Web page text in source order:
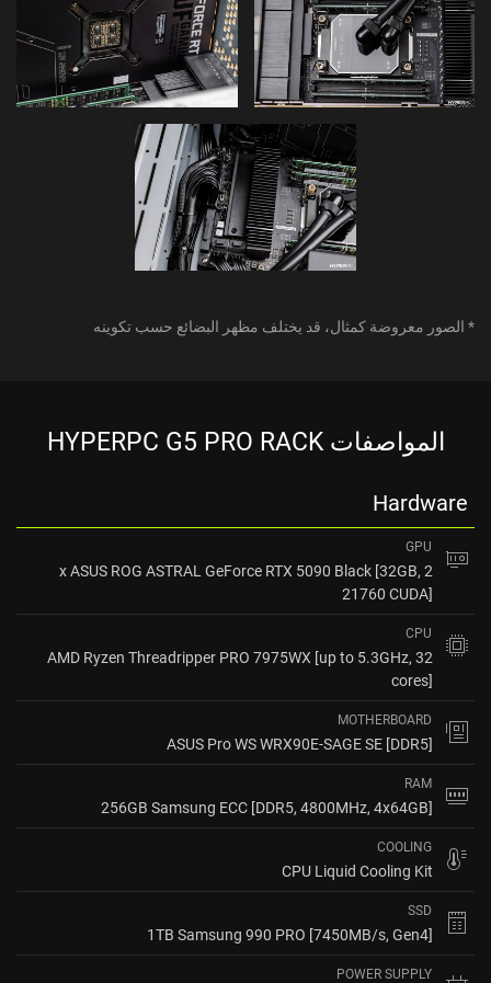
* الصور معروضة كمثال، قد يختلف مظهر البضائع حسب تكوينه
المواصفات HYPERPC G5 PRO RACK
Hardware
2 x ASUS ROG ASTRAL GeForce RTX 5090 Black [32GB,
21760 CUDA]
AMD Ryzen Threadripper PRO 7975WX [up to 5.3GHz, 32
cores]
ASUS Pro WS WRX90E-SAGE SE [DDR5]
256GB Samsung ECC [DDR5, 4800MHz, 4x64GB]
CPU Liquid Cooling Kit
1TB Samsung 990 PRO [7450MB/s, Gen4]